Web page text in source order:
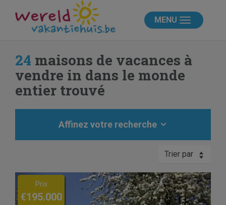
MENU
24 maisons de vacances à
vendre in dans le monde
entier trouvé
Affinez votre recherche
Trier par
Previous Next
Prix
€195.000